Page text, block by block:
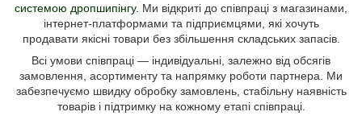
системою дропшипінгу. Ми відкриті до співпраці з магазинами,
інтернет-платформами та підприємцями, які хочуть
продавати якісні товари без збільшення складських запасів.
Всі умови співпраці — індивідуальні, залежно від обсягів
замовлення, асортименту та напрямку роботи партнера. Ми
забезпечуємо швидку обробку замовлень, стабільну наявність
товарів і підтримку на кожному етапі співпраці.